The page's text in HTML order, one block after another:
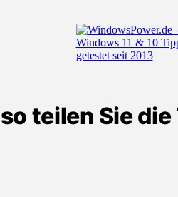
teilen Sie die